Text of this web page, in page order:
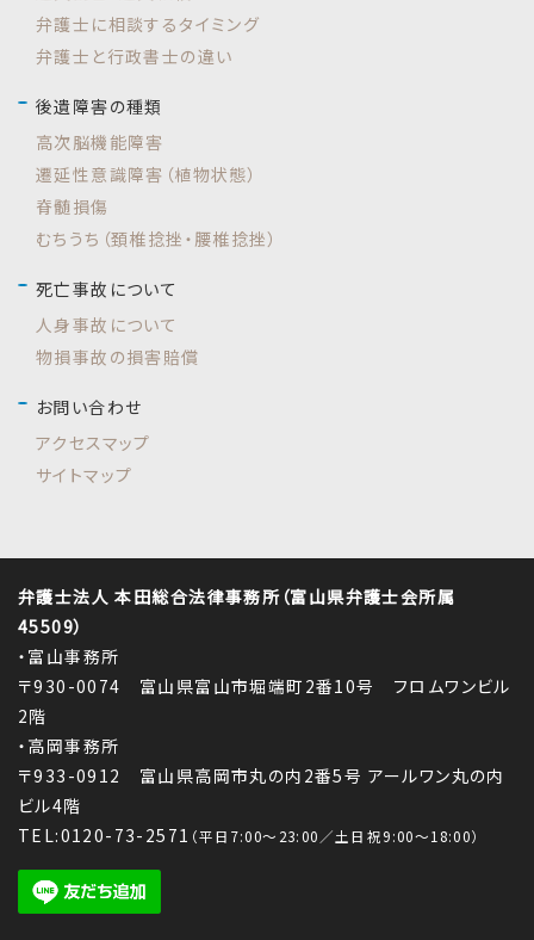
弁護士に相談するタイミング
弁護士と行政書士の違い
後遺障害の種類
高次脳機能障害
遷延性意識障害（植物状態）
脊髄損傷
むちうち（頚椎捻挫・腰椎捻挫）
死亡事故について
人身事故について
物損事故の損害賠償
お問い合わせ
アクセスマップ
サイトマップ
弁護士法人 本田総合法律事務所（富山県弁護士会所属
45509）
・富山事務所
〒930-0074 富山県富山市堀端町2番10号 フロムワンビル
2階
・高岡事務所
〒933-0912 富山県高岡市丸の内2番5号 アールワン丸の内
ビル4階
TEL:0120-73-2571 （平日7:00～23:00／土日祝9:00～18:00）